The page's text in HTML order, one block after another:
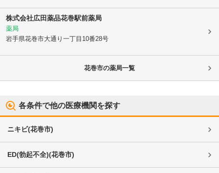
株式会社広田薬品花巻駅前薬局
薬局
岩手県花巻市大通り一丁目10番28号
花巻市の薬局一覧
各条件で他の医療機関を探す
ニキビ(花巻市)
ED(勃起不全)(花巻市)